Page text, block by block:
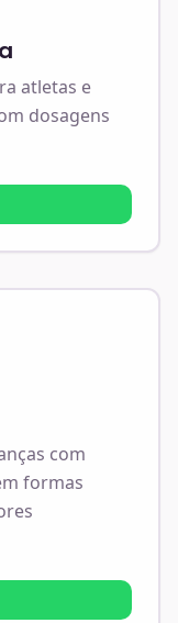
atletas e
dosagens
com
formas